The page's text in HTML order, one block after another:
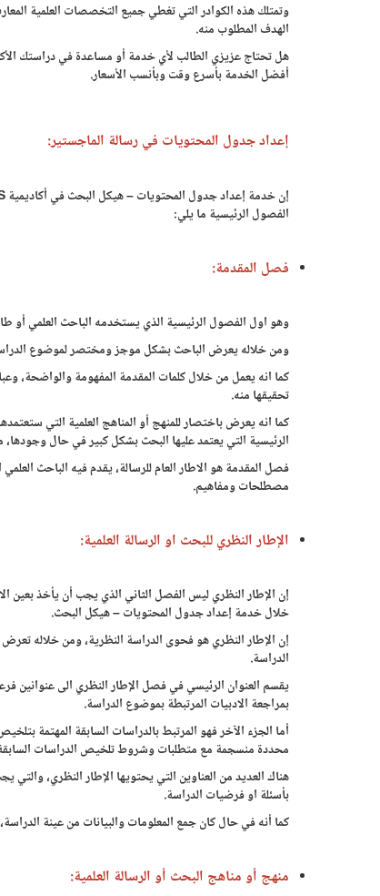
وتمتلك هذه الكوادر التي تغطي جميع التخصصات العلمية
الهدف المطلوب منه.
أفضل الخدمة بأسرع وقت وبأنسب الأسعار.
إعداد جدول المحتويات في رسالة الماجستير:
الفصول الرئيسية ما يلي:
فصل المقدمة:
وهو اول الفصول الرئيسية الذي يستخدمه الباحث العلمي أو
ومن خلاله يعرض الباحث بشكل موجز ومختصر لموضوع
كما انه يعمل من خلال كلمات المقدمة المفهومة والواضحة،
تحقيقها منه.
كما انه يعرض باختصار للمنهج أو المناهج العلمية التي
الرئيسية التي يعتمد عليها البحث بشكل كبير في حال
فصل المقدمة هو الاطار العام للرسالة، يقدم فيه الباحث
مصطلحات ومفاهيم.
الإطار النظري للبحث او الرسالة العلمية:
إن الإطار النظري ليس الفصل الثاني الذي يجب أن يأخذ بعين
خلال خدمة إعداد جدول المحتويات – هيكل البحث.
إن الإطار النظري هو فحوى الدراسة النظرية، ومن خلاله
الدراسة.
يقسم العنوان الرئيسي في فصل الإطار النظري الى عنوانين
بمراجعة الادبيات المرتبطة بموضوع الدراسة.
أما الجزء الآخر فهو المرتبط بالدراسات السابقة المهتمة
محددة منسجمة مع متطلبات وشروط تلخيص الدراسات السابقة
هناك العديد من العناوين التي يحتويها الإطار النظري،
بأسئلة او فرضيات الدراسة.
كما أنه في حال كان جمع المعلومات والبيانات من عينة
منهج أو مناهج البحث أو الرسالة العلمية: